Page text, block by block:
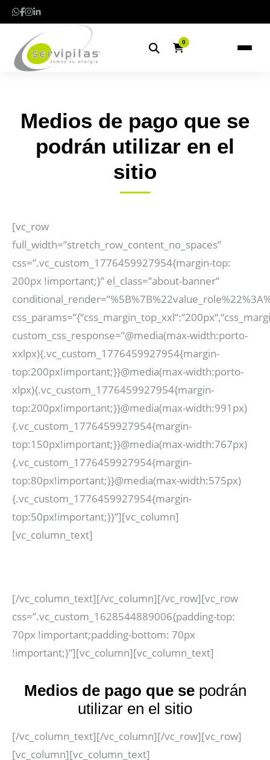
0
Medios de pago que se
podrán utilizar en el
sitio
[vc_row
full_width=”stretch_row_content_no_spaces”
css=”.vc_custom_1776459927954{margin-top:
200px !important;}” el_class=”about-banner”
custom_css_response=”@media(max-width:porto-
xxlpx){.vc_custom_1776459927954{margin-
top:200px!important;}}@media(max-width:porto-
xlpx){.vc_custom_1776459927954{margin-
top:200px!important;}}@media(max-width:991px)
{.vc_custom_1776459927954{margin-
top:150px!important;}}@media(max-width:767px)
{.vc_custom_1776459927954{margin-
top:80px!important;}}@media(max-width:575px)
{.vc_custom_1776459927954{margin-
top:50px!important;}}”][vc_column]
[vc_column_text]
[/vc_column_text][/vc_column][/vc_row][vc_row
css=”.vc_custom_1628544889006{padding-top:
70px !important;padding-bottom: 70px
!important;}”][vc_column][vc_column_text]
Medios de pago que se podrán
utilizar en el sitio
[/vc_column_text][/vc_column][/vc_row][vc_row]
[vc_column][vc_column_text]